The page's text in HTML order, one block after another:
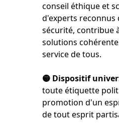
conseil éthique et
d'experts reconnus
sécurité, contribue
solutions
service de tous.
🟡 Dispositif
toute étiquette
promotion d'un
de tout esprit